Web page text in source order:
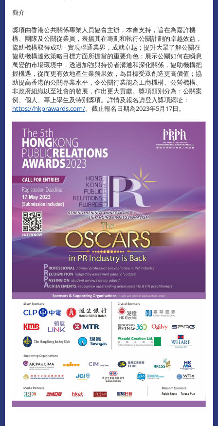
簡介
獎項由香港公共關係專業人員協會主辦，本會支持，旨在為嘉許機
構、團隊及公關從業員，表揚其在籌劃和執行公關計劃的卓越效益，
協助機構取得成功 - 實現聯通業界，成就卓越；提升大眾了解公關在
協助機構達致策略目標方面所擔當的重要角色；展示公關如何在瞬息
萬變的市場環境中，透過加強與持份者溝通和深化關係，協助機構把
握機遇，從而更有效地產生業務果效，為目標受眾創造更高價值；協
助提高香港的公關專業水平，令公關行業能為工商機構、公營機構、
非政府組織以至社會的發展，作出更大貢獻。獎項類別分為：公關案
例、個人、專上學生及特別獎項。詳情及報名請登入獎項網址：
https://hkprawards.com/。截止報名日期為2023年5月17日。